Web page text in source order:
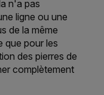
n'a pas
ligne ou une
de la même
que pour les
des pierres de
complètement